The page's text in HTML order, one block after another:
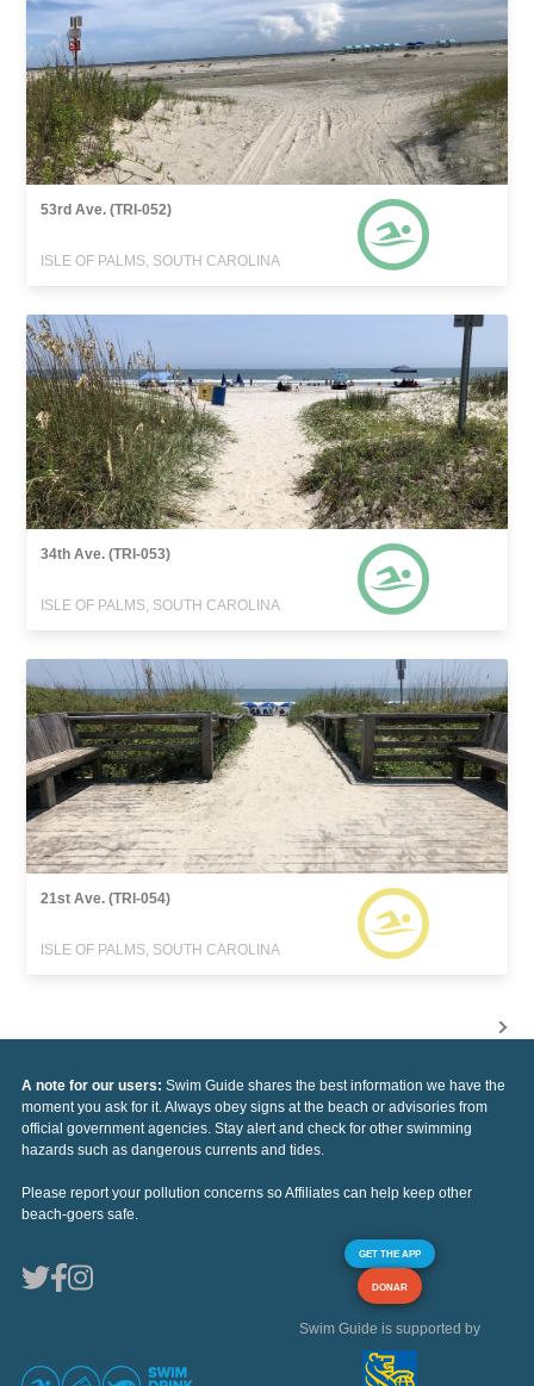
53rd Ave. (TRI-052)
ISLE OF PALMS, SOUTH CAROLINA
34th Ave. (TRI-053)
ISLE OF PALMS, SOUTH CAROLINA
21st Ave. (TRI-054)
ISLE OF PALMS, SOUTH CAROLINA
A note for our users: Swim Guide shares the best information we have the
moment you ask for it. Always obey signs at the beach or advisories from
official government agencies. Stay alert and check for other swimming
hazards such as dangerous currents and tides.
Please report your pollution concerns so Affiliates can help keep other
beach-goers safe.
GET THE APP
DONAR
Swim Guide is supported by